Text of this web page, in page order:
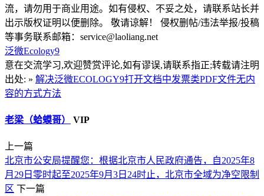
流，请勿用于商业用途。如有侵权、不妥之处，请联系站长并
出示版权证明以便删除。 敬请谅解！ 侵权删帖/违法举报/投稿
等事务联系邮箱：service@laoliang.net
泛微Ecology9
意在交流学习,欢迎赞赏评论,如有谬误,请联系指正;转载请注明
出处: » 解决泛微ECOLOGY9打开文档中发票类PDF文件无内
容的方式方法
老梁（蛤蟆哥） VIP
上一篇
北京市公安局提醒您：根据北京市人民政府通告，自2025年8
月29日零时起至2025年9月3日24时止，北京市全域为净空限制
区 下一篇